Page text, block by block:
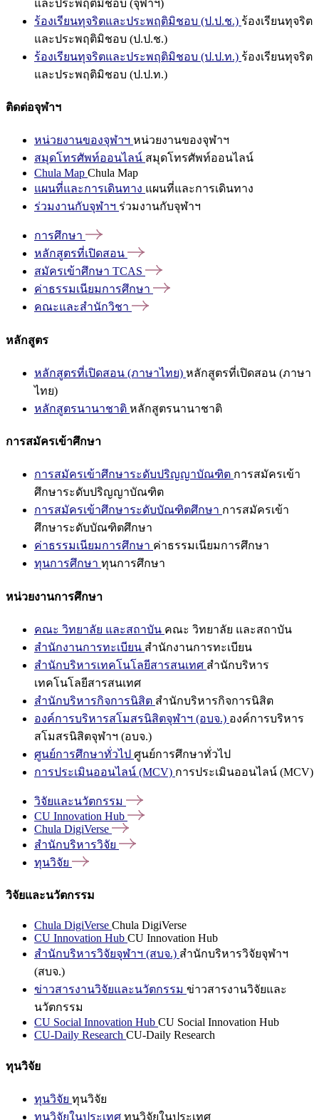
และประพฤติมิชอบ (จุฬาฯ)
ร้องเรียนทุจริตและประพฤติมิชอบ (ป.ป.ช.) ร้องเรียนทุจริต
และประพฤติมิชอบ (ป.ป.ช.)
ร้องเรียนทุจริตและประพฤติมิชอบ (ป.ป.ท.) ร้องเรียนทุจริต
และประพฤติมิชอบ (ป.ป.ท.)
ติดต่อจุฬาฯ
หน่วยงานของจุฬาฯ หน่วยงานของจุฬาฯ
สมุดโทรศัพท์ออนไลน์ สมุดโทรศัพท์ออนไลน์
Chula Map Chula Map
แผนที่และการเดินทาง แผนที่และการเดินทาง
ร่วมงานกับจุฬาฯ ร่วมงานกับจุฬาฯ
การศึกษา
หลักสูตรที่เปิดสอน
สมัครเข้าศึกษา TCAS
ค่าธรรมเนียมการศึกษา
คณะและสำนักวิชา
หลักสูตร
หลักสูตรที่เปิดสอน (ภาษาไทย) หลักสูตรที่เปิดสอน (ภาษา
ไทย)
หลักสูตรนานาชาติ หลักสูตรนานาชาติ
การสมัครเข้าศึกษา
การสมัครเข้าศึกษาระดับปริญญาบัณฑิต การสมัครเข้า
ศึกษาระดับปริญญาบัณฑิต
การสมัครเข้าศึกษาระดับบัณฑิตศึกษา การสมัครเข้า
ศึกษาระดับบัณฑิตศึกษา
ค่าธรรมเนียมการศึกษา ค่าธรรมเนียมการศึกษา
ทุนการศึกษา ทุนการศึกษา
หน่วยงานการศึกษา
คณะ วิทยาลัย และสถาบัน คณะ วิทยาลัย และสถาบัน
สำนักงานการทะเบียน สำนักงานการทะเบียน
สำนักบริหารเทคโนโลยีสารสนเทศ สำนักบริหาร
เทคโนโลยีสารสนเทศ
สำนักบริหารกิจการนิสิต สำนักบริหารกิจการนิสิต
องค์การบริหารสโมสรนิสิตจุฬาฯ (อบจ.) องค์การบริหาร
สโมสรนิสิตจุฬาฯ (อบจ.)
ศูนย์การศึกษาทั่วไป ศูนย์การศึกษาทั่วไป
การประเมินออนไลน์ (MCV) การประเมินออนไลน์ (MCV)
วิจัยและนวัตกรรม
CU Innovation Hub
Chula DigiVerse
สำนักบริหารวิจัย
ทุนวิจัย
วิจัยและนวัตกรรม
Chula DigiVerse Chula DigiVerse
CU Innovation Hub CU Innovation Hub
สำนักบริหารวิจัยจุฬาฯ (สบจ.) สำนักบริหารวิจัยจุฬาฯ
(สบจ.)
ข่าวสารงานวิจัยและนวัตกรรม ข่าวสารงานวิจัยและ
นวัตกรรม
CU Social Innovation Hub CU Social Innovation Hub
CU-Daily Research CU-Daily Research
ทุนวิจัย
ทุนวิจัย ทุนวิจัย
ทุนวิจัยในประเทศ ทุนวิจัยในประเทศ